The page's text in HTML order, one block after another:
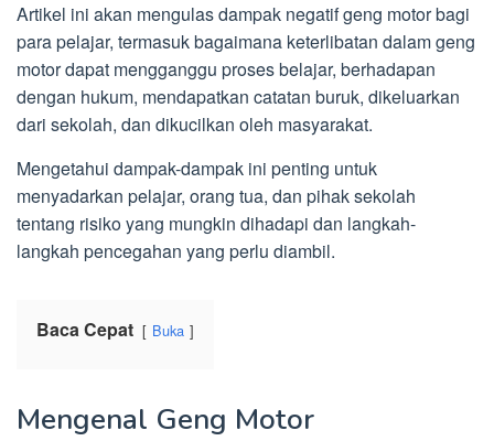
Artikel ini akan mengulas dampak negatif geng motor bagi
para pelajar, termasuk bagaimana keterlibatan dalam geng
motor dapat mengganggu proses belajar, berhadapan
dengan hukum, mendapatkan catatan buruk, dikeluarkan
dari sekolah, dan dikucilkan oleh masyarakat.
Mengetahui dampak-dampak ini penting untuk
menyadarkan pelajar, orang tua, dan pihak sekolah
tentang risiko yang mungkin dihadapi dan langkah-
langkah pencegahan yang perlu diambil.
Baca Cepat Buka
Mengenal Geng Motor